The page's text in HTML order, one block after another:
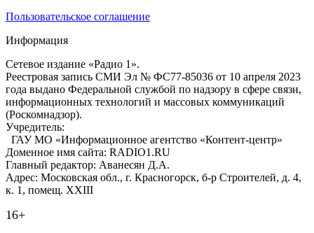
Пользовательское соглашение
Информация
Сетевое издание «Радио 1».
Реестровая запись СМИ Эл № ФС77-85036 от 10 апреля 2023
года выдано Федеральной службой по надзору в сфере связи,
информационных технологий и массовых коммуникаций
(Роскомнадзор).
Учредитель:
ГАУ МО «Информационное агентство «Контент-центр»
Доменное имя сайта: RADIO1.RU
Главный редактор: Аванесян Д.А.
Адрес: Московская обл., г. Красногорск, б-р Строителей, д. 4,
к. 1, помещ. XXIII
16+